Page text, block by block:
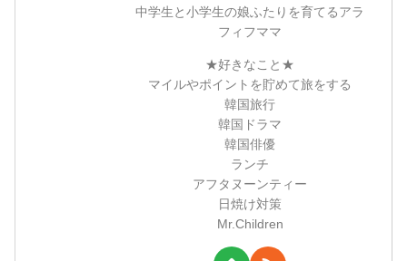
中学生と小学生の娘ふたりを育てるアラ
フィフママ
★好きなこと★
マイルやポイントを貯めて旅をする
韓国旅行
韓国ドラマ
韓国俳優
ランチ
アフタヌーンティー
日焼け対策
Mr.Children